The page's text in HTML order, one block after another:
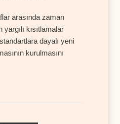
arasında zaman
yargılı kısıtlamalar
dayalı yeni
kurulmasını